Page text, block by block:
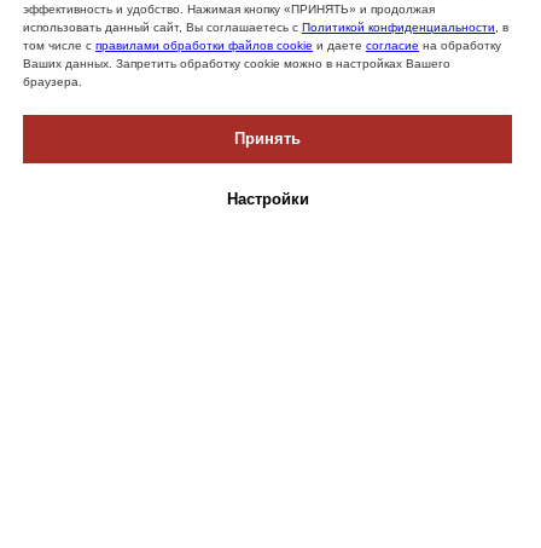
эффективность и удобство. Нажимая кнопку «ПРИНЯТЬ» и продолжая
использовать данный сайт, Вы соглашаетесь с Политикой конфиденциальности, в
том числе с правилами обработки файлов cookie и даете согласие на обработку
Ваших данных. Запретить обработку cookie можно в настройках Вашего
браузера.
Принять
Настройки